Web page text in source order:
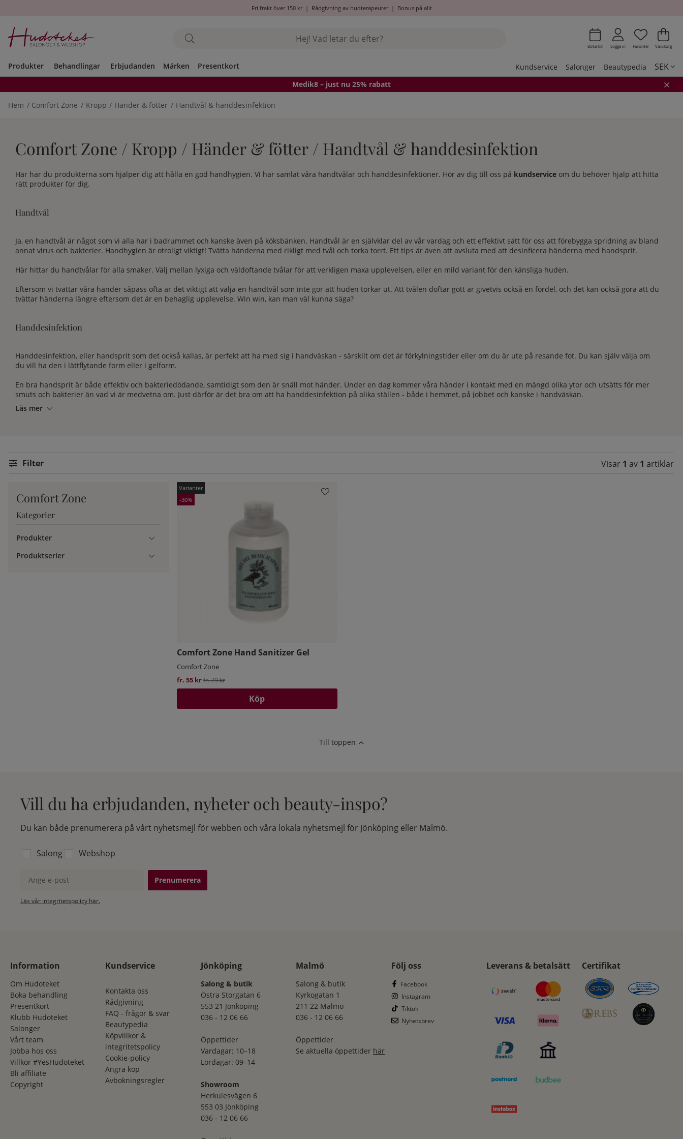
Fri frakt över 150 kr| Rådgivning av hudterapeuter| Bonus på allt
Boka tid Logga in Antal i
.
Favoriter .
Varukorg
Produkter Behandlingar Erbjudanden Märken Presentkort Kundservice Salonger Beautypedia SEK
Medik8 – just nu 25% rabatt
Hem Comfort Zone Kropp Händer & fötter Handtvål & handdesinfektion
Comfort Zone / Kropp / Händer & fötter / Handtvål & handdesinfektion
Här har du produkterna som hjälper dig att hålla en god handhygien. Vi har samlat våra handtvålar och handdesinfektioner. Hör av dig till oss på kundservice om du behöver hjälp att hitta
rätt produkter för dig.
Handtvål
Ja, en handtvål är något som vi alla har i badrummet och kanske även på köksbänken. Handtvål är en självklar del av vår vardag och ett effektivt sätt för oss att förebygga spridning av bland
annat virus och bakterier. Handhygien är otroligt viktigt! Tvätta händerna med rikligt med tvål och torka torrt. Ett tips är även att avsluta med att desinficera händerna med handsprit.
Här hittar du handtvålar för alla smaker. Välj mellan lyxiga och väldoftande tvålar för att verkligen maxa upplevelsen, eller en mild variant för den känsliga huden.
Eftersom vi tvättar våra händer såpass ofta är det viktigt att välja en handtvål som inte gör att huden torkar ut. Att tvålen doftar gott är givetvis också en fördel, och det kan också göra att du
tvättar händerna längre eftersom det är en behaglig upplevelse. Win win, kan man väl kunna säga?
Handdesinfektion
Handdesinfektion, eller handsprit som det också kallas, är perfekt att ha med sig i handväskan - särskilt om det är förkylningstider eller om du är ute på resande fot. Du kan själv välja om
du vill ha den i lättflytande form eller i gelform.
En bra handsprit är både effektiv och bakteriedödande, samtidigt som den är snäll mot händer. Under en dag kommer våra händer i kontakt med en mängd olika ytor och utsätts för mer
smuts och bakterier än vad vi är medvetna om. Just därför är det bra om att ha handdesinfektion på olika ställen - både i hemmet, på jobbet och kanske i handväskan.
Kom dock ihåg att handdesinfektion inte ersätter vanlig handtvål, utan det är viktigt att du också tvättar händerna noggrant. Se snarare handdesinfektion som ett komplement för den
Läs mer
Filtrera Visar 1 av 1 artiklar
Comfort Zone
Kategorier
Produkter
Produktserier
30
Comfort Zone Hand Sanitizer Gel
Comfort Zone
fr. 55 krOrdinarie pris:
fr. 79 kr
Köp
Till toppen
Vill du ha erbjudanden, nyheter och beauty-inspo?
Du kan både prenumerera på vårt nyhetsmejl för webben och våra lokala nyhetsmejl för Jönköping eller Malmö.
Välj vilken lista du vill prenumerera på:
Salong
Webshop
Ange e-post
Läs vår integritetspolicy här.
Information
Om Hudoteket
Boka behandling
Presentkort
Klubb Hudoteket
Salonger
Vårt team
Jobba hos oss
Villkor #YesHudoteket
Bli affiliate
Copyright
Kundservice
Kontakta oss
Rådgivning
FAQ - frågor & svar
Beautypedia
Köpvillkor &
integritetspolicy
Cookie-policy
Ångra köp
Avbokningsregler
Jönköping
Salong & butik
Östra Storgatan 6
553 21 Jönköping
036 - 12 06 66
Öppettider
Vardagar: 10–18
Lördagar: 09–14
Showroom
Herkulesvägen 6
553 03 Jönköping
036 - 12 06 66
Malmö
Salong & butik
Kyrkogatan 1
211 22 Malmö
036 - 12 06 66
Öppettider
Se aktuella öppettider här
Följ oss
Facebook
Instagram
Tiktok
Nyhetsbrev
Leverans & betalsätt Certifikat